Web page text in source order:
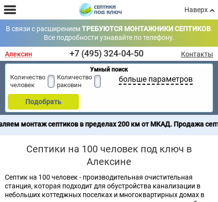
Наверх
В связи с расширениемТРЕБУЮТСЯ МОНТАЖНИКИ СЕПТИКОВ.
Все подробности узнавайте по телефону.
Алексин +7 (495) 324-04-50 Контакты
Умный поиск
Количество
человек
Количество
раковин
больше параметров
Подобрать
в пределах 200 км от МКАД. Продажа септиков по всей
Септики на 100 человек под ключ в
Алексине
Септик на 100 человек - производительная очистительная
станция, которая подходит для обустройства канализации в
небольших коттеджных поселках и многоквартирных домах в